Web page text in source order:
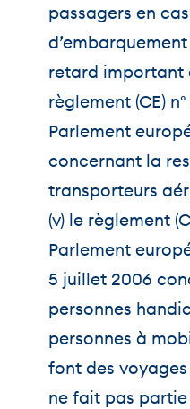
passagers en
retard important
règlement (CE)
Parlement
concernant la
transporteurs
(v) le règlement
Parlement
5 juillet 2006
personnes
personnes à
font des
ne fait pas